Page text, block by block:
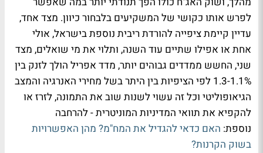
לפרש אותו כקושי של המשקיעים בלבחור כיוון. מצד אחד,
עדיין קיימת ציפייה להורדת ריבית נוספת בישראל, אולי
אחת או אפילו שתיים עוד השנה, ותלוי את מי שואלים, מצד
שני, החשש ממדדים גבוהים יותר, מדד אפריל הולך לזנק בין
1.1%-1.3 לפי הציפיות בין היתר בשל מחירי האנרגיה והמצב
הגיאופוליטי וכל זה עשוי לשנות שוב את התמונה, לזרז או
להקפיא את תוואי המדיניות המוניטרית - להרחבה
נוספת: האם כדאי להגדיל את המח"מ? מהן האפשרויות
בשוק הקרנות?